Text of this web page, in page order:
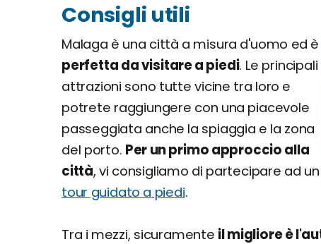
Consigli utili
Malaga è una città a misura d'uomo ed è
perfetta da visitare a piedi. Le principali
attrazioni sono tutte vicine tra loro e
potrete raggiungere con una piacevole
passeggiata anche la spiaggia e la zona
del porto. Per un primo approccio alla
città, vi consigliamo di partecipare ad un
tour guidato a piedi.
Tra i mezzi, sicuramente il migliore è